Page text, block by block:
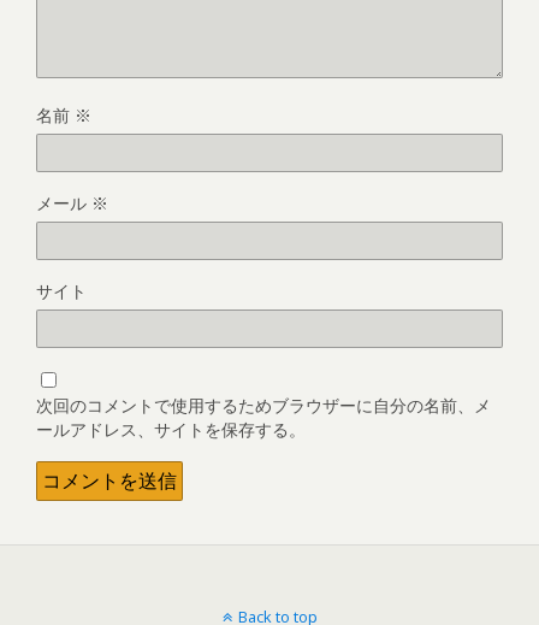
名前 ※
メール ※
サイト
次回のコメントで使用するためブラウザーに自分の名前、メ
ールアドレス、サイトを保存する。
Back to top